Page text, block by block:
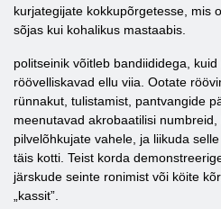
kurjategijate kokkupõrgetesse, mis
sõjas kui kohalikus mastaabis.
politseinik võitleb bandiididega,
röövelliskavad ellu viia. Ootate
rünnakut, tulistamist, pantvangide
meenutavad akrobaatilisi
pilvelõhkujate vahele, ja liikuda
täis kotti. Teist korda
järskude seinte ronimist või köite
„kassit”.